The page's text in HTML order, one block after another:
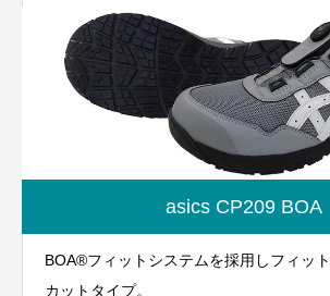
た、ワーキングシューズ「ウィンジョブ
チ”。
asics CP209 BOA
BOA®フィットシステムを採用しフィッ
カットタイプ。